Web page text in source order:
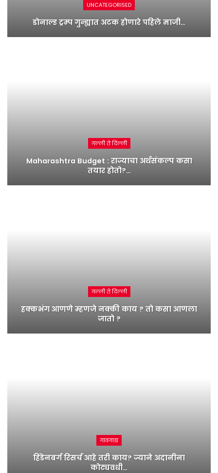
UNCATEGORISED
डोनाल्ड ट्रम्प गुन्ह्यात अटक होणारे पहिले माजी…
गल्ली ते दिल्ली
Maharashtra Budget : राज्याचा अर्थसंकल्प कसा
तयार होतो?…
गल्ली ते दिल्ली
हक्कभंग आणणे म्हणजे नक्की काय ? तो कसा आणला
जातो ?
गावगाडा
हिंडेनबर्ग रिसर्च आहे तरी काय? ज्याने अदानीना
कोट्यवधी…